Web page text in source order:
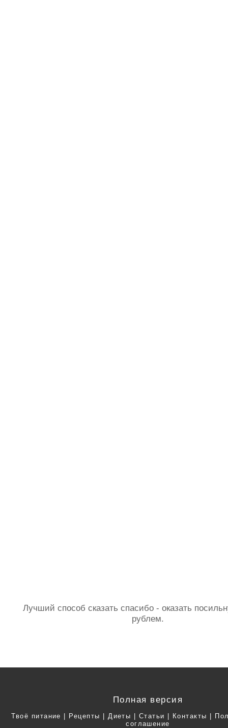
Лучший способ сказать спасибо - оказать
рублем.
Полная версия
Твоё питание | Рецепты | Диеты | Статьи | Контакты |
соглашение